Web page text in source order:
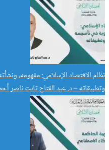
نظام الاقتصاد الإسلامي: مفهومه،
وتطبيقاته – د. عبد الفتاح ثابت ناصر